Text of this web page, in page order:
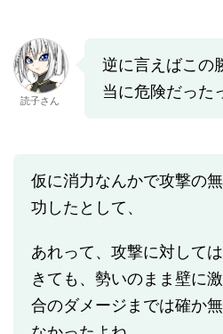
読子さん
逆に言えばこの
当に危険だった
仮に消力なんかで攻撃の
功したとして、
あれって、攻撃に対して
きても、勢いのまま壁に
合のダメージまでは確か